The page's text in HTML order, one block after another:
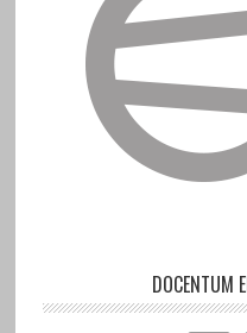
DOCENTUM